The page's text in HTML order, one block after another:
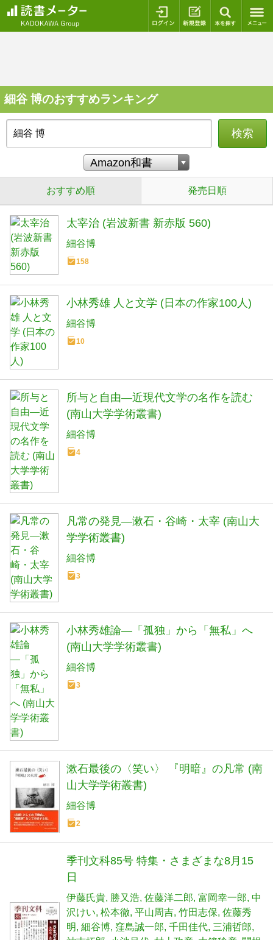
ログイン 新規登録
細谷 博のおすすめランキング
検索
おすすめ順 発売日順
太宰治 (岩波新書 新赤版 560)
細谷博
158
小林秀雄 人と文学 (日本の作家100人)
細谷博
10
所与と自由―近現代文学の名作を読む
(南山大学学術叢書)
細谷博
4
凡常の発見―漱石・谷崎・太宰 (南山大
学学術叢書)
細谷博
3
小林秀雄論―「孤独」から「無私」へ
(南山大学学術叢書)
細谷博
3
漱石最後の〈笑い〉 『明暗』の凡常 (南
山大学学術叢書)
細谷博
2
季刊文科85号 特集・さまざまな8月15
日
伊藤氏貴 勝又浩 佐藤洋二郎 富岡幸一郎 中
沢けい 松本徹 平山周吉 竹田志保 佐藤秀
明 細谷博 窪島誠一郎 千田佳代 三浦哲郎